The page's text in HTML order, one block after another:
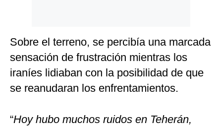
Sobre el terreno, se percibía una marcada
sensación de frustración mientras los
iraníes lidiaban con la posibilidad de que
se reanudaran los enfrentamientos.
“Hoy hubo muchos ruidos en Teherán,